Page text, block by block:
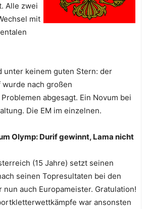
Alle zwei
mit
unter keinem guten Stern: der
nach großen
abgesagt. Ein Novum bei
Die EM im einzelnen.
Olymp: Durif gewinnt, Lama nicht
(15 Jahre) setzt seinen
seinen Topresultaten bei den
nun auch Europameister. Gratulation!
war ansonsten